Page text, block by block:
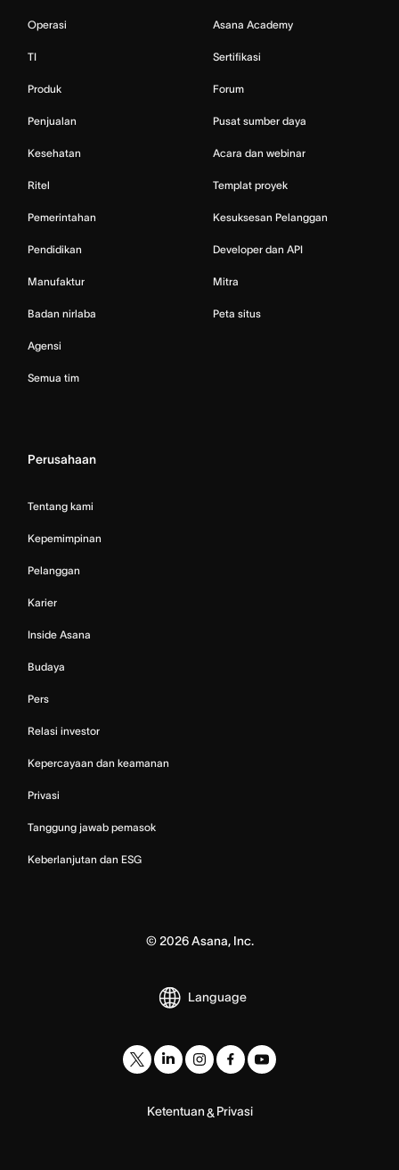
Operasi
TI
Produk
Penjualan
Kesehatan
Ritel
Pemerintahan
Pendidikan
Manufaktur
Badan nirlaba
Agensi
Semua tim
Asana Academy
Sertifikasi
Forum
Pusat sumber daya
Acara dan webinar
Templat proyek
Kesuksesan Pelanggan
Developer dan API
Mitra
Peta situs
Perusahaan
Tentang kami
Kepemimpinan
Pelanggan
Karier
Inside Asana
Budaya
Pers
Relasi investor
Kepercayaan dan keamanan
Privasi
Tanggung jawab pemasok
Keberlanjutan dan ESG
© 2026Asana, Inc.
Language
Ketentuan& Privasi